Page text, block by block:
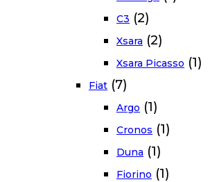
C3 (2)
Xsara (2)
Xsara Picasso (1)
Fiat (7)
Argo (1)
Cronos (1)
Duna (1)
Fiorino (1)